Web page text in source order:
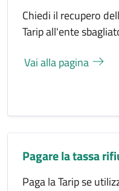
Chiedi il recupero
Tarip all'ente
Vai alla pagina
Pagare la tassa
Paga la Tarip se